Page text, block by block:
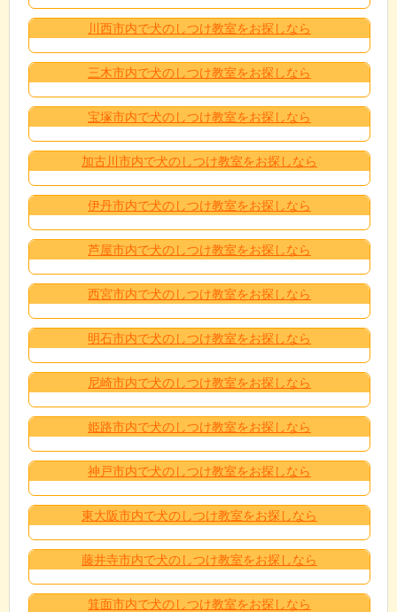
川西市内で犬のしつけ教室をお探しなら
三木市内で犬のしつけ教室をお探しなら
宝塚市内で犬のしつけ教室をお探しなら
加古川市内で犬のしつけ教室をお探しなら
伊丹市内で犬のしつけ教室をお探しなら
芦屋市内で犬のしつけ教室をお探しなら
西宮市内で犬のしつけ教室をお探しなら
明石市内で犬のしつけ教室をお探しなら
尼崎市内で犬のしつけ教室をお探しなら
姫路市内で犬のしつけ教室をお探しなら
神戸市内で犬のしつけ教室をお探しなら
東大阪市内で犬のしつけ教室をお探しなら
藤井寺市内で犬のしつけ教室をお探しなら
箕面市内で犬のしつけ教室をお探しなら